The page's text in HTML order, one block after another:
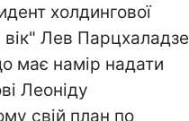
холдингової
вік" Лев Парцхаладзе
має намір надати
Леоніду
свій план по